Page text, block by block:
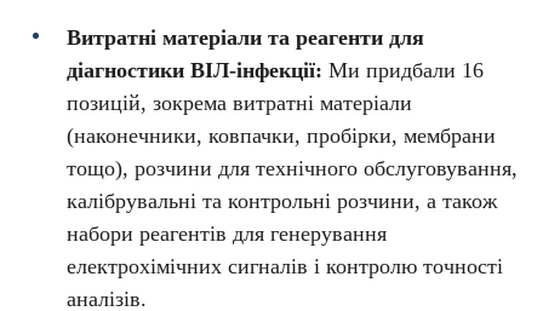
Витратні матеріали та реагенти для
діагностики ВІЛ-інфекції: Ми придбали 16
позицій, зокрема витратні матеріали
(наконечники, ковпачки, пробірки, мембрани
тощо), розчини для технічного обслуговування,
калібрувальні та контрольні розчини, а також
набори реагентів для генерування
електрохімічних сигналів і контролю точності
аналізів.